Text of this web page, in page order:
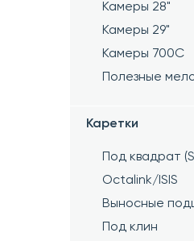
Камеры 28"
Камеры 29"
Камеры 700C
Полезные
Каретки
Под квадрат
Octalink/ISIS
Выносные
Под клин